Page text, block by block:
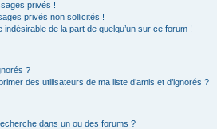
privés !
privés non sollicités !
indésirable de la part de quelqu’un sur ce forum !
?
des utilisateurs de ma liste d’amis et d’ignorés ?
dans un ou des forums ?